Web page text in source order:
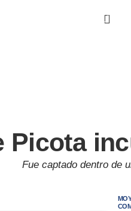
Picota
Fue captado dentro de